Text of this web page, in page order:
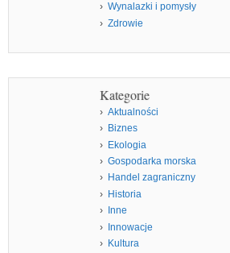
Wynalazki i pomysły
Zdrowie
Kategorie
Aktualności
Biznes
Ekologia
Gospodarka morska
Handel zagraniczny
Historia
Inne
Innowacje
Kultura